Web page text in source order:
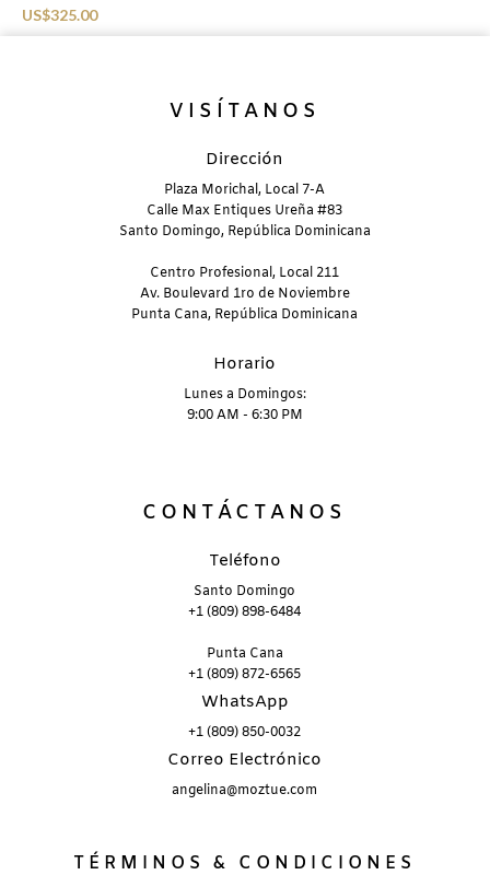
US$325.00
VISÍTANOS
Dirección
Plaza Morichal, Local 7-A
Calle Max Entiques Ureña #83
Santo Domingo, República Dominicana
Centro Profesional, Local 211
Av. Boulevard 1ro de Noviembre
Punta Cana, República Dominicana
Horario
Lunes a Domingos:
9:00 AM - 6:30 PM
CONTÁCTANOS
Teléfono
Santo Domingo
+1 (809) 898-6484
Punta Cana
+1 (809) 872-6565
WhatsApp
+1 (809) 850-0032
Correo Electrónico
angelina@moztue.com
TÉRMINOS & CONDICIONES